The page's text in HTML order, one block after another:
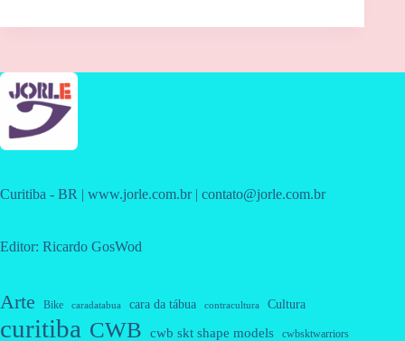
Curitiba - BR | www.jorle.com.br | contato@jorle.com.br
Editor: Ricardo GosWod
Arte Bike caradatabua cara da tábua contracultura Cultura
curitiba CWB cwb skt shape models cwbsktwarriors